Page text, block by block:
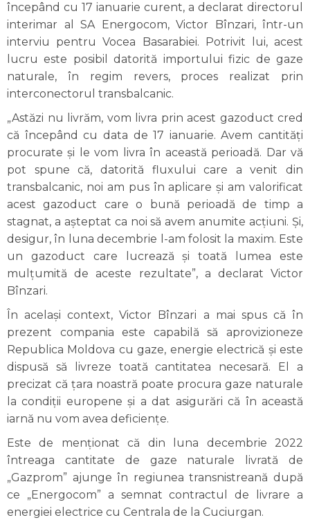
începând cu 17 ianuarie curent, a declarat directorul
interimar al SA Energocom, Victor Bînzari, într-un
interviu pentru Vocea Basarabiei. Potrivit lui, acest
lucru este posibil datorită importului fizic de gaze
naturale, în regim revers, proces realizat prin
interconectorul transbalcanic.
„Astăzi nu livrăm, vom livra prin acest gazoduct cred
că începând cu data de 17 ianuarie. Avem cantități
procurate și le vom livra în această perioadă. Dar vă
pot spune că, datorită fluxului care a venit din
transbalcanic, noi am pus în aplicare și am valorificat
acest gazoduct care o bună perioadă de timp a
stagnat, a așteptat ca noi să avem anumite acțiuni. Și,
desigur, în luna decembrie l-am folosit la maxim. Este
un gazoduct care lucrează și toată lumea este
mulțumită de aceste rezultate”, a declarat Victor
Bînzari.
În același context, Victor Bînzari a mai spus că în
prezent compania este capabilă să aprovizioneze
Republica Moldova cu gaze, energie electrică și este
dispusă să livreze toată cantitatea necesară. El a
precizat că țara noastră poate procura gaze naturale
la condiții europene și a dat asigurări că în această
iarnă nu vom avea deficiențe.
Este de menționat că din luna decembrie 2022
întreaga cantitate de gaze naturale livrată de
„Gazprom” ajunge în regiunea transnistreană după
ce „Energocom” a semnat contractul de livrare a
energiei electrice cu Centrala de la Cuciurgan.